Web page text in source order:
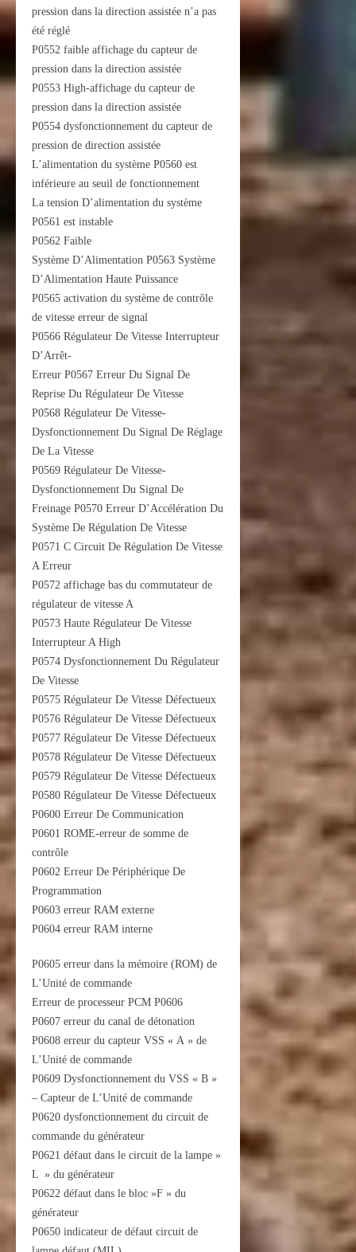
pression dans la direction assistée n’a pas
été réglé
P0552 faible affichage du capteur de
pression dans la direction assistée
P0553 High-affichage du capteur de
pression dans la direction assistée
P0554 dysfonctionnement du capteur de
pression de direction assistée
L’alimentation du système P0560 est
inférieure au seuil de fonctionnement
La tension D’alimentation du système
P0561 est instable
P0562 Faible
Système D’Alimentation P0563 Système
D’Alimentation Haute Puissance
P0565 activation du système de contrôle
de vitesse erreur de signal
P0566 Régulateur De Vitesse Interrupteur
D’Arrêt-
Erreur P0567 Erreur Du Signal De
Reprise Du Régulateur De Vitesse
P0568 Régulateur De Vitesse-
Dysfonctionnement Du Signal De Réglage
De La Vitesse
P0569 Régulateur De Vitesse-
Dysfonctionnement Du Signal De
Freinage P0570 Erreur D’Accélération Du
Système De Régulation De Vitesse
P0571 C Circuit De Régulation De Vitesse
A Erreur
P0572 affichage bas du commutateur de
régulateur de vitesse A
P0573 Haute Régulateur De Vitesse
Interrupteur A High
P0574 Dysfonctionnement Du Régulateur
De Vitesse
P0575 Régulateur De Vitesse Défectueux
P0576 Régulateur De Vitesse Défectueux
P0577 Régulateur De Vitesse Défectueux
P0578 Régulateur De Vitesse Défectueux
P0579 Régulateur De Vitesse Défectueux
P0580 Régulateur De Vitesse Défectueux
P0600 Erreur De Communication
P0601 ROME-erreur de somme de
contrôle
P0602 Erreur De Périphérique De
Programmation
P0603 erreur RAM externe
P0604 erreur RAM interne
P0605 erreur dans la mémoire (ROM) de
L’Unité de commande
Erreur de processeur PCM P0606
P0607 erreur du canal de détonation
P0608 erreur du capteur VSS « A » de
L’Unité de commande
P0609 Dysfonctionnement du VSS « B »
– Capteur de L’Unité de commande
P0620 dysfonctionnement du circuit de
commande du générateur
P0621 défaut dans le circuit de la lampe »
L » du générateur
P0622 défaut dans le bloc »F » du
générateur
P0650 indicateur de défaut circuit de